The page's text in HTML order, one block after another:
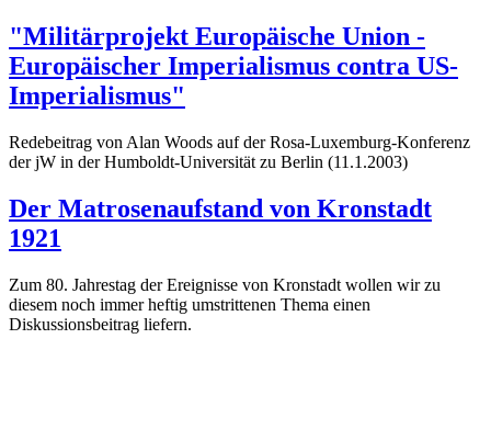
"Militärprojekt Europäische Union -
Europäischer Imperialismus contra US-
Imperialismus"
Redebeitrag von Alan Woods auf der Rosa-Luxemburg-Konferenz
der jW in der Humboldt-Universität zu Berlin (11.1.2003)
Der Matrosenaufstand von Kronstadt
1921
Zum 80. Jahrestag der Ereignisse von Kronstadt wollen wir zu
diesem noch immer heftig umstrittenen Thema einen
Diskussionsbeitrag liefern.